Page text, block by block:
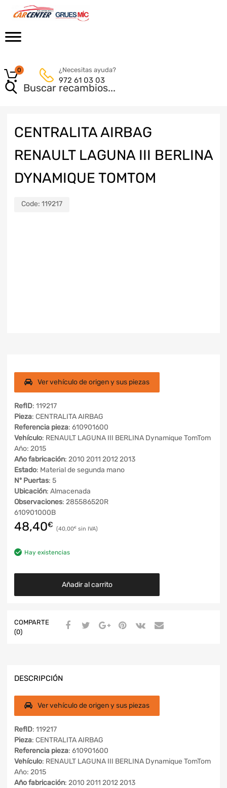
¿Necesitas ayuda?
972 61 03 03
0
CENTRALITA AIRBAG
RENAULT LAGUNA III BERLINA
DYNAMIQUE TOMTOM
Code: 119217
Ver vehículo de origen y sus piezas
RefID: 119217
Pieza: CENTRALITA AIRBAG
Referencia pieza: 610901600
Vehículo: RENAULT LAGUNA III BERLINA Dynamique TomTom
Año: 2015
Año fabricación: 2010 2011 2012 2013
Estado: Material de segunda mano
Nº Puertas: 5
Ubicación: Almacenada
Observaciones: 285586520R
610901000B
48,40€ 40,00€
Hay existencias
Añadir al carrito
COMPARTE
(0)
DESCRIPCIÓN
Ver vehículo de origen y sus piezas
RefID: 119217
Pieza: CENTRALITA AIRBAG
Referencia pieza: 610901600
Vehículo: RENAULT LAGUNA III BERLINA Dynamique TomTom
Año: 2015
Año fabricación: 2010 2011 2012 2013